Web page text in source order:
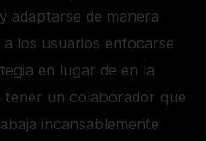
adaptarse de manera
los usuarios enfocarse
en lugar de en la
tener un colaborador que
incansablemente